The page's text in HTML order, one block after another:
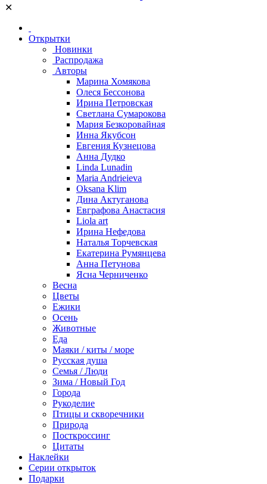
✕
Открытки
Новинки
Распродажа
Авторы
Марина Хомякова
Олеся Бессонова
Ирина Петровская
Светлана Сумарокова
Мария Безкоровайная
Инна Якубсон
Евгения Кузнецова
Анна Дудко
Linda Lunadin
Maria Andrieieva
Oksana Klim
Дина Актуганова
Евграфова Анастасия
Liola art
Ирина Нефедова
Наталья Торчевская
Екатерина Румянцева
Анна Петунова
Ясна Черниченко
Весна
Цветы
Ежики
Осень
Животные
Еда
Маяки / киты / море
Русская душа
Семья / Люди
Зима / Новый Год
Города
Рукоделие
Птицы и скворечники
Природа
Посткроссинг
Цитаты
Наклейки
Серии открыток
Подарки